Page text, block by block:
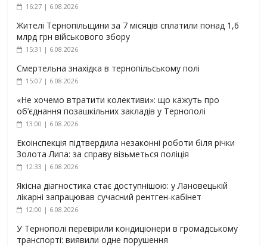
16:27 | 6.08.2026
Жителі Тернопільщини за 7 місяців сплатили понад 1,6
млрд грн військового збору
15:31 | 6.08.2026
Смертельна знахідка в тернопільському полі
15:07 | 6.08.2026
«Не хочемо втратити колективи»: що кажуть про
об’єднання позашкільних закладів у Тернополі
13:00 | 6.08.2026
Екоінспекція підтвердила незаконні роботи біля річки
Золота Липа: за справу візьметься поліція
12:33 | 6.08.2026
Якісна діагностика стає доступнішою: у Лановецькій
лікарні запрацював сучасний рентген-кабінет
12:00 | 6.08.2026
У Тернополі перевірили кондиціонери в громадському
транспорті: виявили одне порушення